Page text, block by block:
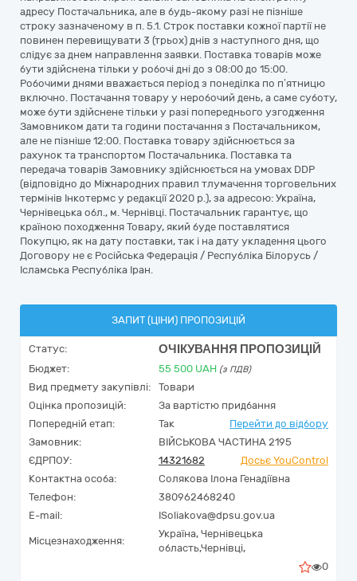
адресу Постачальника, але в будь-якому разі не пізніше
строку зазначеному в п. 5.1. Строк поставки кожної партії не
повинен перевищувати 3 (трьох) днів з наступного дня, що
слідує за днем направлення заявки. Поставка товарів може
бути здійснена тільки у робочі дні до з 08:00 до 15:00.
Робочими днями вважається період з понеділка по п’ятницю
включно. Постачання товару у неробочий день, а саме суботу,
може бути здійснене тільки у разі попереднього узгодження
Замовником дати та години постачання з Постачальником,
але не пізніше 12:00. Поставка товару здійснюється за
рахунок та транспортом Постачальника. Поставка та
передача товарів Замовнику здійснюється на умовах DDP
(відповідно до Міжнародних правил тлумачення торговельних
термінів Інкотермс у редакції 2020 р.), за адресою: Україна,
Чернівецька обл., м. Чернівці. Постачальник гарантує, що
країною походження Товару, який буде поставлятися
Покупцю, як на дату поставки, так і на дату укладення цього
Договору не є Російська Федерація / Республіка Білорусь /
Ісламська Республіка Іран.
ЗАПИТ (ЦІНИ) ПРОПОЗИЦІЙ
Статус: ОЧІКУВАННЯ ПРОПОЗИЦІЙ
Бюджет: 55 500 UAH (з ПДВ)
Вид предмету закупівлі:
Товари
Оцінка пропозицій:
За вартістю придбання
Попередній етап:
Так
Перейти до відбору
Замовник:
ВІЙСЬКОВА ЧАСТИНА 2195
ЄДРПОУ:
14321682
Досьє YouControl
Контактна особа:
Солякова Ілона Генадіївна
Телефон:
380962468240
E-mail:
ISoliakova@dpsu.gov.ua
Місцезнаходження:
Україна, Чернівецька
область,Чернівці,
0